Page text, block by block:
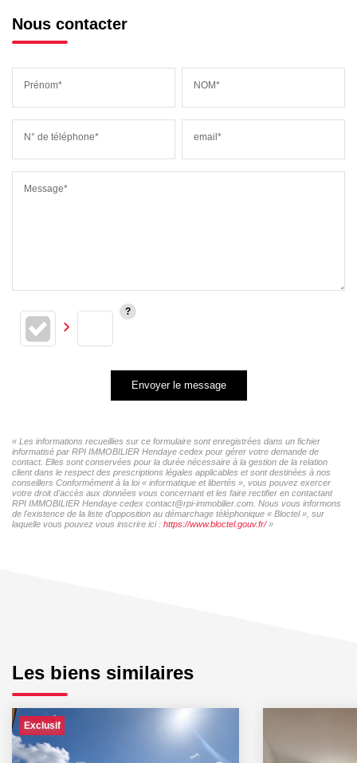
Nous contacter
Prénom* NOM*
N° de téléphone* email*
Message*
Envoyer le message
« Les informations recueillies sur ce formulaire sont enregistrées dans un fichier
informatisé par RPI IMMOBILIER Hendaye cedex pour gérer votre demande de
contact. Elles sont conservées pour la durée nécessaire à la gestion de la relation
client dans le respect des prescriptions légales applicables et sont destinées à nos
conseillers Conformément à la loi « informatique et libertés », vous pouvez exercer
votre droit d'accès aux données vous concernant et les faire rectifier en contactant
RPI IMMOBILIER Hendaye cedex contact@rpi-immobilier.com. Nous vous informons
de l'existence de la liste d'opposition au démarchage téléphonique « Bloctel », sur
laquelle vous pouvez vous inscrire ici : https://www.bloctel.gouv.fr/»
Les biens similaires
Exclusif